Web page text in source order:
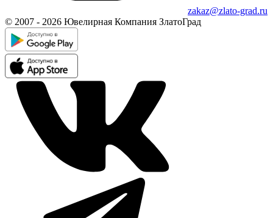
zakaz@zlato-grad.ru
© 2007 - 2026 Ювелирная Компания ЗлатоГрад